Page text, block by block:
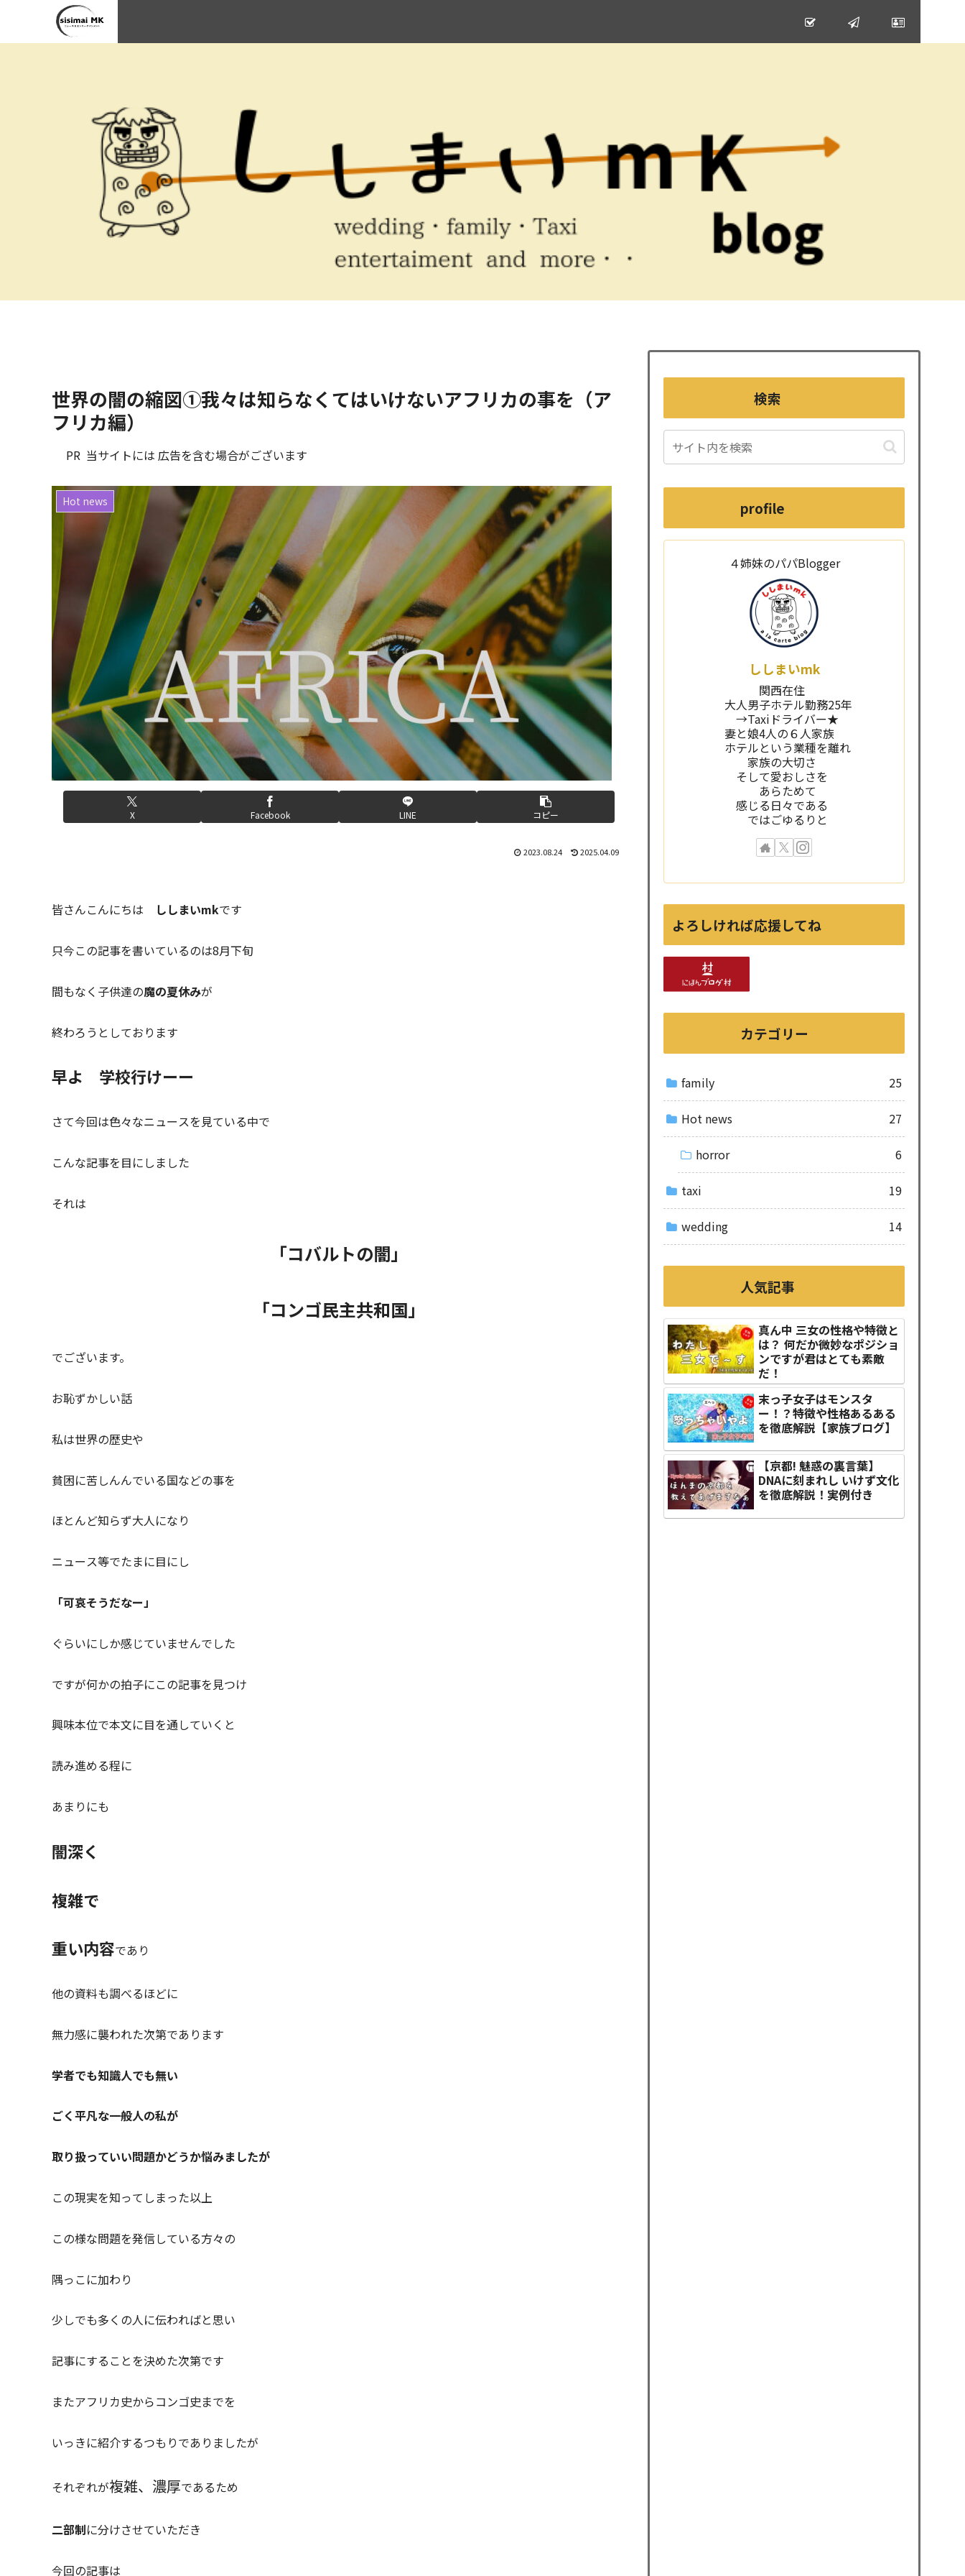
世界の闇の縮図①我々は知らなくてはいけないアフリカの事を（ア
フリカ編）
PR 当サイトには 広告を含む場合がございます
Hot news
X Facebook LINE コピー
2023.08.24 2025.04.09
皆さんこんにちは ししまいmkです
只今この記事を書いているのは8月下旬
間もなく子供達の魔の夏休みが
終わろうとしております
早よ 学校行けーー
さて今回は色々なニュースを見ている中で
こんな記事を目にしました
それは
「コバルトの闇」
「コンゴ民主共和国」
でございます。
お恥ずかしい話
私は世界の歴史や
貧困に苦しんんでいる国などの事を
ほとんど知らず大人になり
ニュース等でたまに目にし
「可哀そうだなー」
ぐらいにしか感じていませんでした
ですが何かの拍子にこの記事を見つけ
興味本位で本文に目を通していくと
読み進める程に
あまりにも
闇深く
複雑で
重い内容であり
他の資料も調べるほどに
無力感に襲われた次第であります
学者でも知識人でも無い
ごく平凡な一般人の私が
取り扱っていい問題かどうか悩みましたが
この現実を知ってしまった以上
この様な問題を発信している方々の
隅っこに加わり
少しでも多くの人に伝わればと思い
記事にすることを決めた次第です
またアフリカ史からコンゴ史までを
いっきに紹介するつもりでありましたが
それぞれが複雑、濃厚であるため
二部制に分けさせていただき
今回の記事は
検索
profile
４姉妹のパパBlogger
ししまいmk
関西在住
大人男子ホテル勤務25年
→Taxiドライバー★
妻と娘4人の６人家族
ホテルという業種を離れ
家族の大切さ
そして愛おしさを
あらためて
感じる日々である
ではごゆるりと
よろしければ応援してね
カテゴリー
family 25
Hot news 27
horror 6
taxi 19
wedding 14
人気記事
真ん中 三女の性格や特徴と
は？ 何だか微妙なポジショ
ンですが君はとても素敵
だ！
末っ子女子はモンスタ
ー！？特徴や性格あるある
を徹底解説【家族ブログ】
【京都! 魅惑の裏言葉】
DNAに刻まれし いけず文化
を徹底解説！実例付き